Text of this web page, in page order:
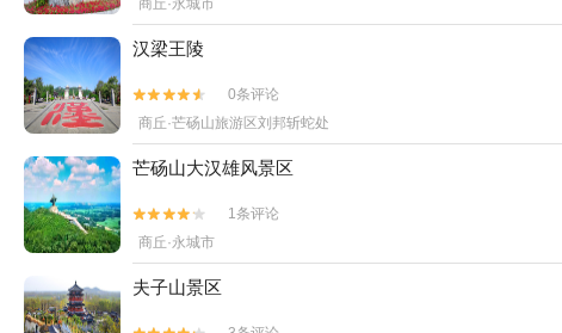
商丘·永城市
汉梁王陵


0条评论
商丘·芒砀山旅游区刘邦斩蛇处
芒砀山大汉雄风景区


1条评论
商丘·永城市
夫子山景区